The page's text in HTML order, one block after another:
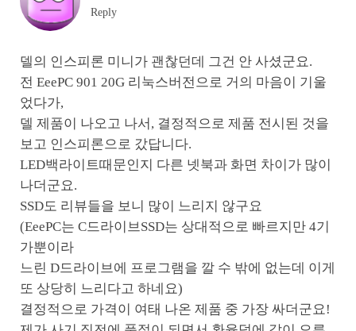
Reply
델의 인스피론 미니가 괜찮던데 그건 안 사셨군요.
전 EeePC 901 20G 리눅스버전으로 거의 마음이 기울
었다가,
델 제품이 나오고 나서, 결정적으로 제품 전시된 것을
보고 인스피론으로 갔답니다.
LED백라이트때문인지 다른 넷북과 화면 차이가 많이
나더군요.
SSD도 리뷰들을 보니 많이 느리지 않구요
(EeePC는 C드라이브SSD는 상대적으로 빠르지만 4기
가뿐이라
느린 D드라이브에 프로그램을 깔 수 밖에 없는데 이게
또 상당히 느리다고 하네요)
결정적으로 가격이 여태 나온 제품 중 가장 싸더군요!